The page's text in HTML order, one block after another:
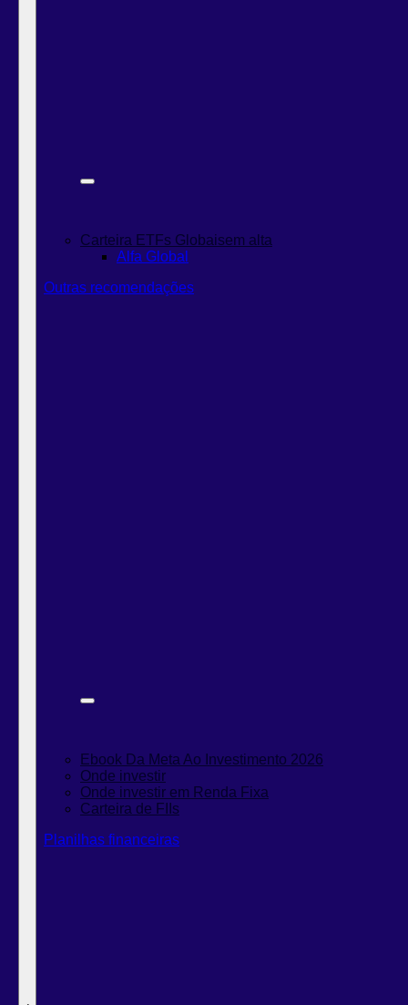
Carteira ETFs Globaisem alta
Alfa Global
Outras recomendações
Ebook Da Meta Ao Investimento 2026
Onde investir
Onde investir em Renda Fixa
Carteira de FIIs
Planilhas financeiras